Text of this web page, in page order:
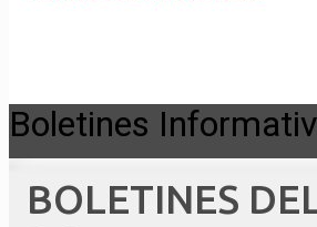
Boletines